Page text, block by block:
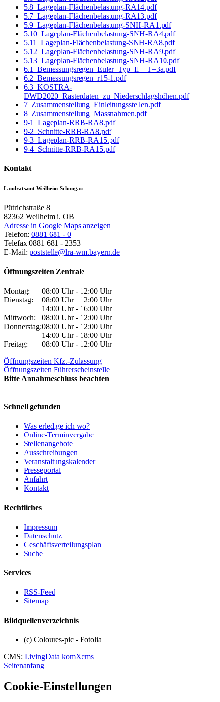
5.8_Lageplan-Flächenbelastung-RA14.pdf
5.7_Lageplan-Flächenbelastung-RA13.pdf
5.9_Lageplan-Flächenbelastung-SNH-RA1.pdf
5.10_Lageplan-Flächenbelastung-SNH-RA4.pdf
5.11_Lageplan-Flächenbelastung-SNH-RA8.pdf
5.12_Lageplan-Flächenbelastung-SNH-RA9.pdf
5.13_Lageplan-Flächenbelastung-SNH-RA10.pdf
6.1_Bemessungsregen_Euler_Typ_II__T=3a.pdf
6.2_Bemessungsregen_r15-1.pdf
6.3_KOSTRA-
DWD2020_Rasterdaten_zu_Niederschlagshöhen.pdf
7_Zusammenstellung_Einleitungsstellen.pdf
8_Zusammenstellung_Massnahmen.pdf
9-1_Lageplan-RRB-RA8.pdf
9-2_Schnitte-RRB-RA8.pdf
9-3_Lageplan-RRB-RA15.pdf
9-4_Schnitte-RRB-RA15.pdf
Kontakt
Landratsamt Weilheim-Schongau
Pütrichstraße 8
82362 Weilheim i. OB
Adresse in Google Maps anzeigen
Telefon: 0881 681 - 0
Telefax:0881 681 - 2353
E-Mail: poststelle@lra-wm.bayern.de
Öffnungszeiten Zentrale
Montag:
08:00 Uhr - 12:00 Uhr
Dienstag:
08:00 Uhr - 12:00 Uhr
14:00 Uhr - 16:00 Uhr
Mittwoch:
08:00 Uhr - 12:00 Uhr
Donnerstag:08:00 Uhr - 12:00 Uhr
14:00 Uhr - 18:00 Uhr
Freitag:
08:00 Uhr - 12:00 Uhr
Öffnungszeiten Kfz.-Zulassung
Öffnungszeiten Führerscheinstelle
Bitte Annahmeschluss beachten
Schnell gefunden
Was erledige ich wo?
Online-Terminvergabe
Stellenangebote
Ausschreibungen
Veranstaltungskalender
Presseportal
Anfahrt
Kontakt
Rechtliches
Impressum
Datenschutz
Geschäftsverteilungsplan
Suche
Services
RSS-Feed
Sitemap
Bildquellenverzeichnis
(c) Coloures-pic - Fotolia
CMS: LivingData komXcms
Seitenanfang
Cookie-Einstellungen